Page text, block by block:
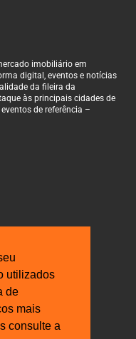
utilizados
de
mais
consulte a
imobiliário em
digital, eventos e notícias
da fileira da
às principais cidades de
de referência –